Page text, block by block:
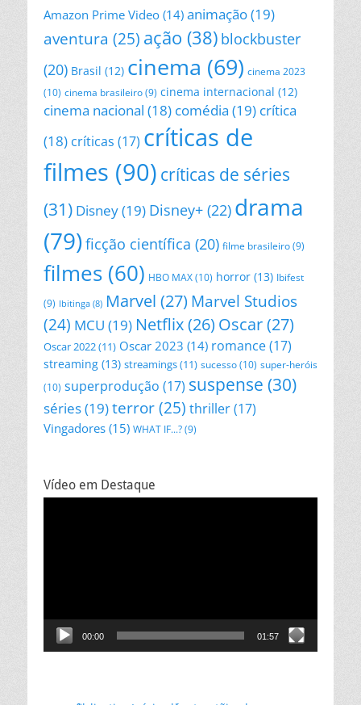
Amazon Prime Video (14) animação(19)
aventura (25) ação (38) blockbuster
(20) Brasil (12) cinema (69) cinema 2023
(10) cinema brasileiro (9) cinema internacional (12)
cinema nacional (18) comédia (19) crítica
(18) críticas (17) críticas de
filmes (90) críticas de séries
(31) Disney(19) Disney+ (22) drama
(79)ficção científica (20) filme brasileiro (9)
filmes (60) HBO MAX(10) horror (13) Ibifest
(9) Ibitinga (8) Marvel (27) Marvel Studios
(24) MCU (19) Netflix(26) Oscar(27)
Oscar 2022(11) Oscar 2023 (14) romance(17)
streaming (13) streamings(11) sucesso(10) super-heróis
(10) superprodução (17) suspense (30)
séries(19)terror(25) thriller(17)
Vingadores (15) WHAT IF...? (9)
Vídeo em Destaque
00:00 01:57